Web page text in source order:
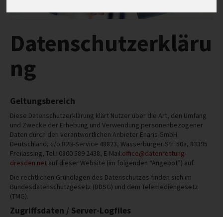
Datenschutzerkläru
ng
Geltungsbereich
Diese Datenschutzerklärung klärt Nutzer über die Art, den Umfang
und Zwecke der Erhebung und Verwendung personenbezogener
Daten durch den verantwortlichen Anbieter Enaris GmbH
Deutschland, c/o B2B-Service 48823, Wasserburger Str. 50a, 83395
Freilassing, Tel.: 0800 589 2438, E-Mail:office@datenrettung-
dresden.net auf dieser Website (im folgenden “Angebot”) auf.
Die rechtlichen Grundlagen des Datenschutzes finden sich im
Bundesdatenschutzgesetz (BDSG) und dem Telemediengesetz
(TMG).
Zugriffsdaten / Server-Logfiles